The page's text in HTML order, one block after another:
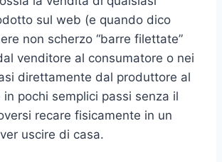
sul web (e quando dico
non scherzo “barre filettate”
venditore al consumatore o nei
direttamente dal produttore al
pochi semplici passi senza il
recare fisicamente in un
uscire di casa.